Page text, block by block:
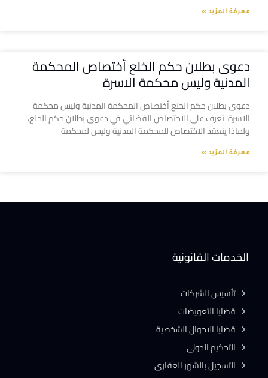
معرفة المزيد »
دعوى بطلان حكم الخلع أختصاص المحكمة
المدنية وليس محكمة الاسرة
دعوى بطلان حكم الخلع أختصاص المحكمة المدنية وليس محكمة
الاسرة تعرف على الاختصاص القضائي في دعوى بطلان حكم الخلع،
ولماذا ينعقد الاختصاص للمحكمة المدنية وليس لمحكمة
معرفة المزيد »
الخدمات القانونية
تأسيس الشركات
قضايا التعويضات
قضايا الاحوال الشخصية
التحكيم الدولى
التسجيل بالشهر العقارى